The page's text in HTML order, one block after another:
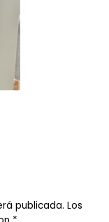
publicada. Los